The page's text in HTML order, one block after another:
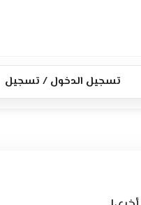
تسجيل الدخول / تسجيل
الرئيسية